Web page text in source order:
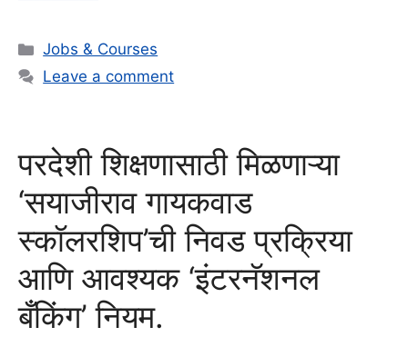
Categories
Jobs & Courses
Leave a comment
परदेशी शिक्षणासाठी मिळणाऱ्या
‘सयाजीराव गायकवाड
स्कॉलरशिप’ची निवड प्रक्रिया
आणि आवश्यक ‘इंटरनॅशनल
बँकिंग’ नियम.